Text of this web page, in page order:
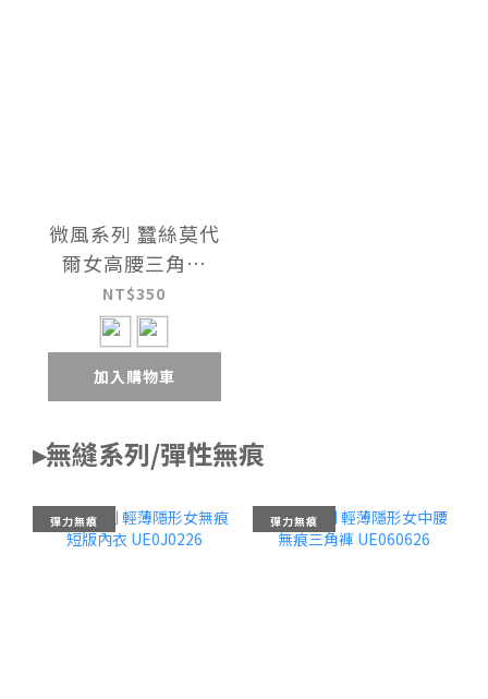
微風系列 蠶絲莫代
爾女高腰三角褲
UE061325
NT$350
加入購物車
▸無縫系列/彈性無痕
彈力無痕 彈力無痕